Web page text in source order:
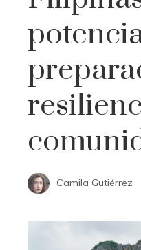
Camila Gutiérrez